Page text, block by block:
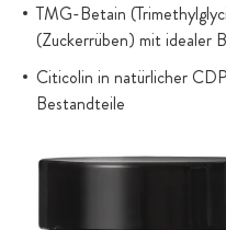
TMG-Betain
(Zuckerrüben) mit idealer
Citicolin in natürlicher
Bestandteile